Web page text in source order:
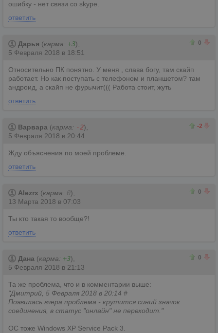
ошибку - нет связи со skype.
ответить
0
Дарья (карма: +3),
5 Февраля 2018 в 18:51
Относительно ПК понятно. У меня , слава богу, там скайп
работает. Но как поступать с телефоном и планшетом? там
андроид, а скайп не фурычит((( Работа стоит, жуть
ответить
-2
Варвара (карма: -2),
5 Февраля 2018 в 20:44
Жду объяснения по моей проблеме.
ответить
0
Alezrx (карма: 0),
13 Марта 2018 в 07:03
Ты кто такая то вообще?!
ответить
0
Дана (карма: +3),
5 Февраля 2018 в 21:13
Та же проблема, что и в комментарии выше:
"Дмитрий, 5 Февраля 2018 в 20:14 #
Появилась вчера проблема - крутится синий значок
соединения, в статус "онлайн" не переходит."
ОС тоже Windows XP Service Pack 3.